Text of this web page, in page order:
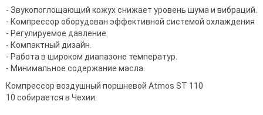
- Звукопоглощающий кожух снижает уровень шума и вибраций.
- Компрессор оборудован эффективной системой охлаждения
- Регулируемое давление
- Компактный дизайн.
- Работа в широком диапазоне температур.
- Минимальное содержание масла.
Компрессор воздушный поршневой Atmos ST 110
10 собирается в Чехии.